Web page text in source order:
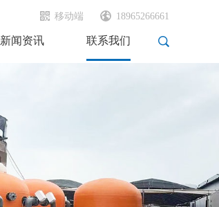
移动端 18965266661
新闻资讯 联系我们